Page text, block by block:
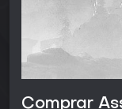
Comprar